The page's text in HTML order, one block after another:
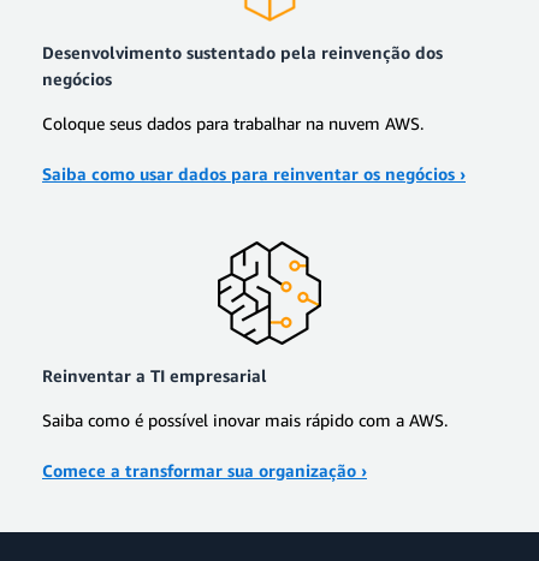
Desenvolvimento sustentado pela reinvenção dos
negócios
Coloque seus dados para trabalhar na nuvem AWS.
Saiba como usar dados para reinventar os negócios ›
Reinventar a TI empresarial
Saiba como é possível inovar mais rápido com a AWS.
Comece a transformar sua organização ›